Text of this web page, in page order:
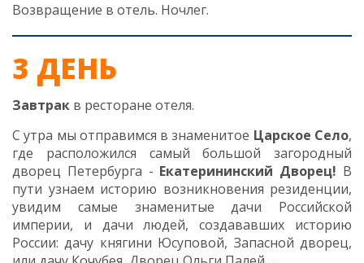
Возвращение в отель. Ночлег.
3 ДЕНЬ
Завтрак в ресторане отеля.
С утра мы отправимся в знаменитое Царское Село,
где расположился самый большой загородный
дворец Петербурга - Екатерининский Дворец! В
пути узнаем историю возникновения резиденции,
увидим самые знаменитые дачи Российской
империи, и дачи людей, создававших историю
России: дачу княгини Юсуповой, Запасной дворец,